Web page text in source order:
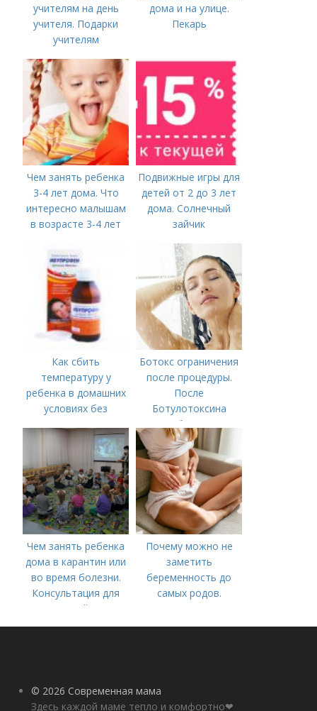
учителям на день
учителя. Подарки
учителям
день учителя
дома и на улице.
Пекарь
Чем занять ребенка
3-4 лет дома. Что
интересно малышам
в возрасте 3-4 лет
Подвижные игры для
детей от 2 до 3 лет
дома. Солнечный
зайчик
Как сбить
температуру у
ребенка в домашних
условиях без
причины высокой
температуры у
ребенка?
Ботокс ограничения
после процедуры.
После
Ботулотоксина
необходимо
Чем занять ребенка
дома в карантин или
во время болезни.
Консультация для
родителей «Чем
занять ребенка в дни
Почему можно не
заметить
беременность до
самых родов.
беременность: что
© 2026 Современная мама
Здесь каждой маме тепло и комфортно❤